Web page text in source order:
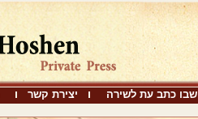
שבו כתב עת לשירה יצירת קשר